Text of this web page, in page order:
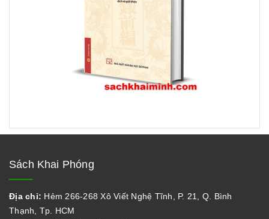
Sách Khai Phóng
Địa chỉ: Hẻm 266-268 Xô Viết Nghệ Tĩnh, P. 21, Q. Bình
Thạnh, Tp. HCM